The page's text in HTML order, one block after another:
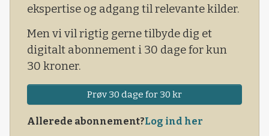
ekspertise og adgang til relevante kilder.
Men vi vil rigtig gerne tilbyde dig et
digitalt abonnement i 30 dage for kun
30 kroner.
Prøv 30 dage for 30 kr
Allerede abonnement?Log ind her